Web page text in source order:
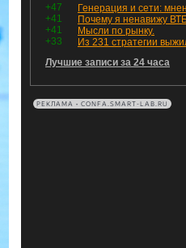
+47
+41
+41
Мысли по рынку.
+33
Лучшие записи за 24 часа
РЕКЛАМА • CONFA.SMART-LAB.RU